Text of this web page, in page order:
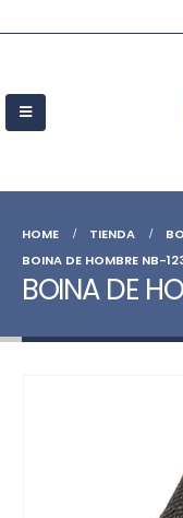
HOME TIENDA
BOINA DE HOMBRE NB-
BOINA DE